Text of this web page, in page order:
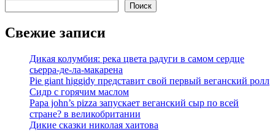
Поиск
Свежие записи
Дикая колумбия: река цвета радуги в самом сердце
сьерра-де-ла-макарена
Pie giant higgidy представит свой первый веганский ролл
Сидр с горячим маслом
Papa john’s pizza запускает веганский сыр по всей
стране? в великобритании
Дикие сказки николая хаитова